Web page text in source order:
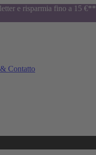
e risparmia fino a 15 €**
Contatto